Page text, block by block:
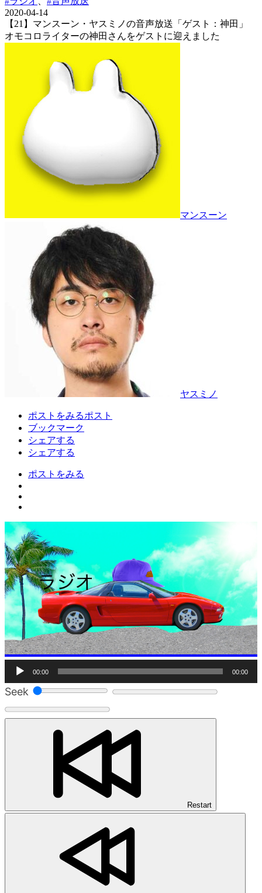
2020-04-14
【21】マンスーン・ヤスミノの音声放送「ゲスト：神田」
オモコロライターの神田さんをゲストに迎えました
マンスーン
ヤスミノ
ポストをみるポスト
ブックマーク
シェアする
シェアする
ポストをみる
声
レ
00:00 00:00
Seek
Restart